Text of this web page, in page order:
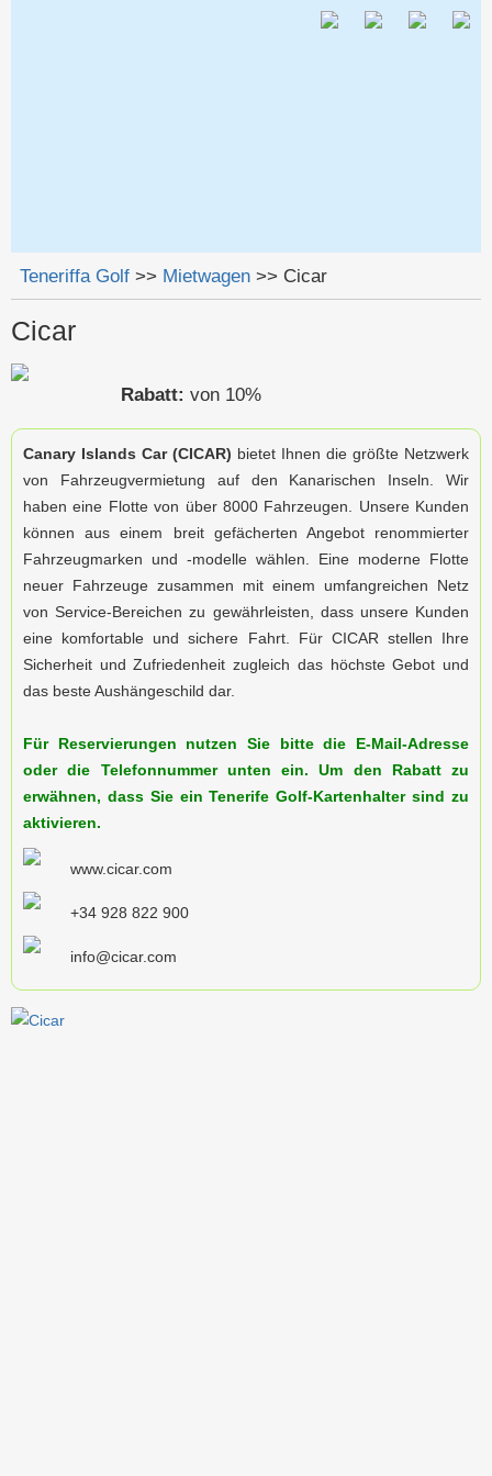
Sie sind hier
Teneriffa Golf >> Mietwagen >> Cicar
Cicar
Rabatt: von 10%
Canary Islands Car (CICAR) bietet Ihnen die größte Netzwerk
von Fahrzeugvermietung auf den Kanarischen Inseln. Wir
haben eine Flotte von über 8000 Fahrzeugen. Unsere Kunden
können aus einem breit gefächerten Angebot renommierter
Fahrzeugmarken und -modelle wählen. Eine moderne Flotte
neuer Fahrzeuge zusammen mit einem umfangreichen Netz
von Service-Bereichen zu gewährleisten, dass unsere Kunden
eine komfortable und sichere Fahrt. Für CICAR stellen Ihre
Sicherheit und Zufriedenheit zugleich das höchste Gebot und
das beste Aushängeschild dar.
Für Reservierungen nutzen Sie bitte die E-Mail-Adresse
oder die Telefonnummer unten ein. Um den Rabatt zu
erwähnen, dass Sie einTenerife Golf-Kartenhalter sind zu
aktivieren.
www.cicar.com
+34 928 822 900
info@cicar.com